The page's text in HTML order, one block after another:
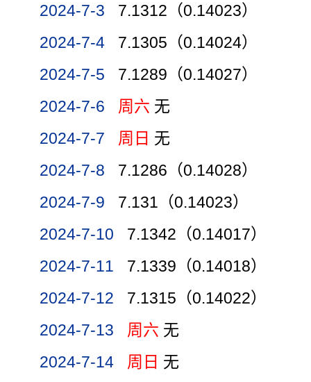
2024-7-3
7.1312（0.14023）
2024-7-4
7.1305（0.14024）
2024-7-5
7.1289（0.14027）
2024-7-6
周六 无
2024-7-7
周日 无
2024-7-8
7.1286（0.14028）
2024-7-9
7.131（0.14023）
2024-7-10
7.1342（0.14017）
2024-7-11
7.1339（0.14018）
2024-7-12
7.1315（0.14022）
2024-7-13
周六 无
2024-7-14
周日 无